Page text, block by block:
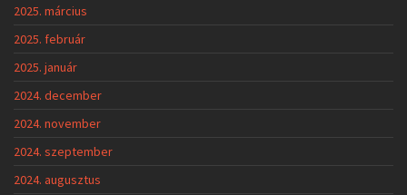
2025. március
2025. február
2025. január
2024. december
2024. november
2024. szeptember
2024. augusztus